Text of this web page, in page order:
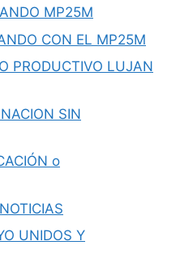
MP25M
CON EL MP25M
PRODUCTIVO LUJAN
SIN
o
UNIDOS Y